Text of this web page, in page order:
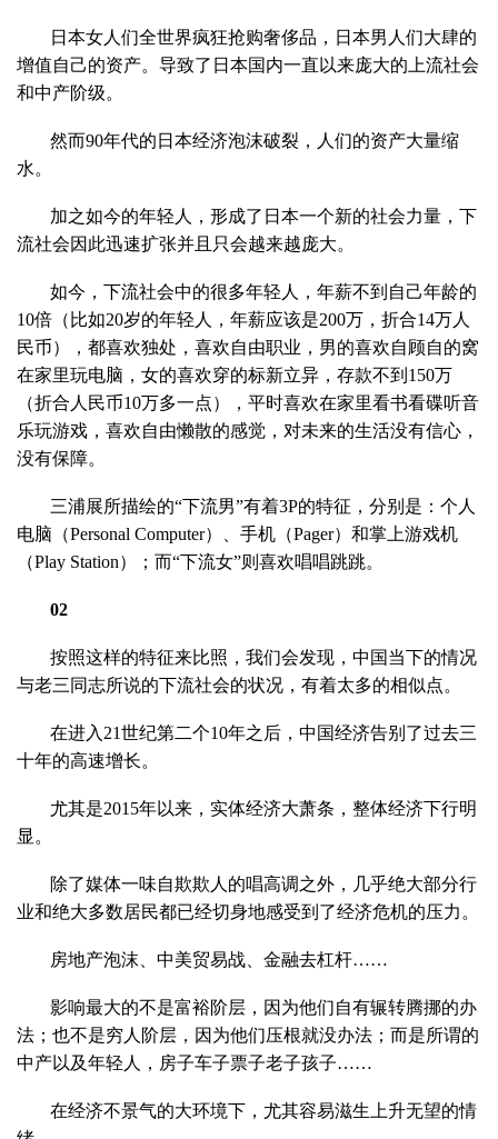
日本女人们全世界疯狂抢购奢侈品，日本男人们大肆的
增值自己的资产。导致了日本国内一直以来庞大的上流社会
和中产阶级。
然而90年代的日本经济泡沫破裂，人们的资产大量缩
水。
加之如今的年轻人，形成了日本一个新的社会力量，下
流社会因此迅速扩张并且只会越来越庞大。
如今，下流社会中的很多年轻人，年薪不到自己年龄的
10倍（比如20岁的年轻人，年薪应该是200万，折合14万人
民币），都喜欢独处，喜欢自由职业，男的喜欢自顾自的窝
在家里玩电脑，女的喜欢穿的标新立异，存款不到150万
（折合人民币10万多一点），平时喜欢在家里看书看碟听音
乐玩游戏，喜欢自由懒散的感觉，对未来的生活没有信心，
没有保障。
三浦展所描绘的“下流男”有着3P的特征，分别是：个人
电脑（Personal Computer）、手机（Pager）和掌上游戏机
（Play Station）；而“下流女”则喜欢唱唱跳跳。
02
按照这样的特征来比照，我们会发现，中国当下的情况
与老三同志所说的下流社会的状况，有着太多的相似点。
在进入21世纪第二个10年之后，中国经济告别了过去三
十年的高速增长。
尤其是2015年以来，实体经济大萧条，整体经济下行明
显。
除了媒体一味自欺欺人的唱高调之外，几乎绝大部分行
业和绝大多数居民都已经切身地感受到了经济危机的压力。
房地产泡沫、中美贸易战、金融去杠杆……
影响最大的不是富裕阶层，因为他们自有辗转腾挪的办
法；也不是穷人阶层，因为他们压根就没办法；而是所谓的
中产以及年轻人，房子车子票子老子孩子……
在经济不景气的大环境下，尤其容易滋生上升无望的情